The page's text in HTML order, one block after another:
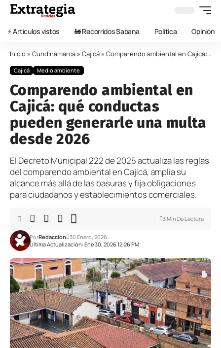
⚡️ Artículos vistos 🚂 Recorridos Sabana Política Opinión
Inicio » Cundinamarca » Cajicá » Comparendo ambiental en Cajicá: qué conductas pueden generarle una multa desde 2026
Cajicá Medio ambiente
Comparendo ambiental en
Cajicá: qué conductas
pueden generarle una multa
desde 2026
El Decreto Municipal 222 de 2025 actualiza las reglas
del comparendo ambiental en Cajicá, amplía su
alcance más allá de las basuras y fija obligaciones
para ciudadanos y establecimientos comerciales.
Última Actualización: Ene 30, 2026 12:26 PM
PorRedacción 30 Enero, 2026
3 Min De Lectura